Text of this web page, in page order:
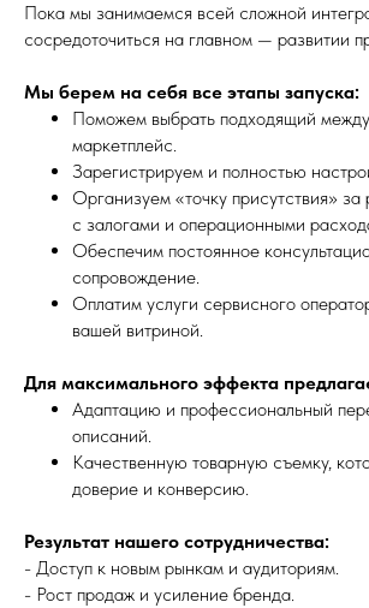
Пока мы занимаемся всей сложной
сосредоточиться на главном — развитии
Мы берем на себя все этапы запуска:
Поможем выбрать подходящий
маркетплейс.
Зарегистрируем и полностью
Организуем «точку присутствия»
с залогами и операционными
Обеспечим постоянное
сопровождение.
Оплатим услуги сервисного
вашей витриной.
Для максимального эффекта
Адаптацию и профессиональный
описаний.
Качественную товарную съемку,
доверие и конверсию.
Результат нашего сотрудничества:
- Доступ к новым рынкам и аудиториям.
- Рост продаж и усиление бренда.